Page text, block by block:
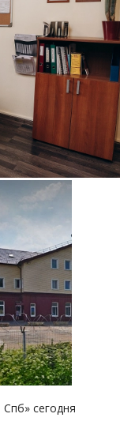
сегодня